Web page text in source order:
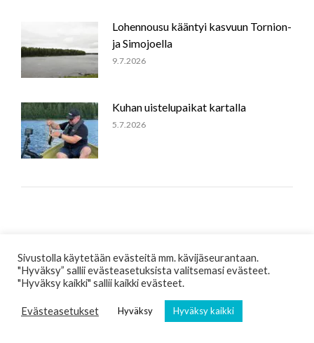
Lohennousu kääntyi kasvuun Tornion-
ja Simojoella
9.7.2026
Kuhan uistelupaikat kartalla
5.7.2026
Sähköpostiosoitettasi ei näytetä julkisesti. Pakolliset tiedot on merkattu
Kommentti
Sivustolla käytetään evästeitä mm. kävijäseurantaan.
"Hyväksy” sallii evästeasetuksista valitsemasi evästeet.
"Hyväksy kaikki" sallii kaikki evästeet.
Evästeasetukset Hyväksy Hyväksy kaikki